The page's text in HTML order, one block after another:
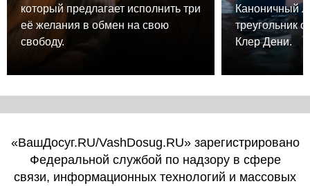
который предлагает исполнить три
её желания в обмен на свою
свободу.
Каноничный
треугольник
Клер Дени.
«ВашДосуг.RU/VashDosug.RU» зарегистрировано
Федеральной службой по надзору в сфере
связи, информационных технологий и массовых